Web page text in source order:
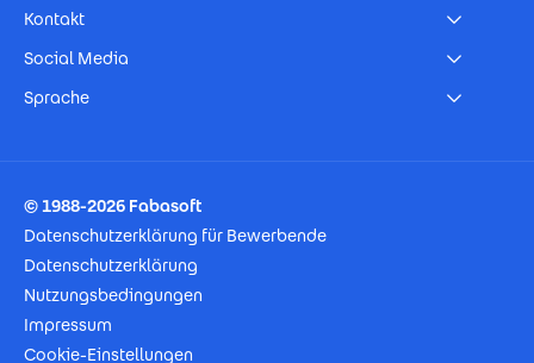
Kontakt
Social Media
Sprache
© 1988-2026 Fabasoft
Datenschutzerklärung für Bewerbende
Datenschutzerklärung
Nutzungsbedingungen
Impressum
Cookie-Einstellungen